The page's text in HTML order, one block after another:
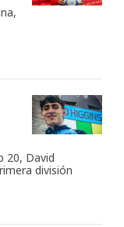
20, David
división